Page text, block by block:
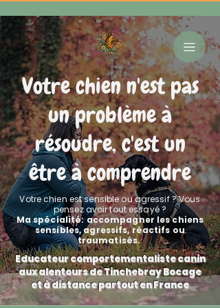
Votre chien n'est pas
un problème à
résoudre, c'est un
être à comprendre
Votre chien est sensible ou agressif ? Vous
pensez avoir tout essayé ?
Ma spécialité: accompagner les chiens
sensibles, agressifs, réactifs ou
traumatisés.
Educateur comportementaliste canin
aux alentours de Tinchebray Bocage
et à distance partout en France